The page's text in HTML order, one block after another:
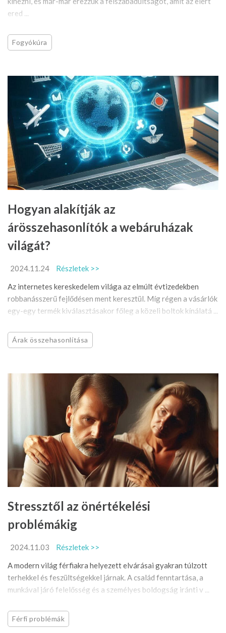
ered ...
Fogyókúra
Hogyan alakítják az
árösszehasonlítók a webáruházak
világát?
2024.11.24
Részletek >>
Az internetes kereskedelem világa az elmúlt évtizedekben
robbanásszerű fejlődésen ment keresztül. Míg régen a vásárlók
egy-egy termék kiválasztásakor főleg a közeli boltok kínálatá ...
Árak összehasonlítása
Stressztől az önértékelési
problémákig
2024.11.03
Részletek >>
A modern világ férfiakra helyezett elvárásai gyakran túlzott
terhekkel és feszültségekkel járnak. A család fenntartása, a
munkával járó felelősség és a személyes boldogság iránti v ...
Férfi problémák